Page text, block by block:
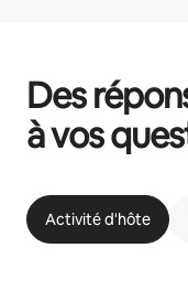
Des
à vos
Activité d'hôte